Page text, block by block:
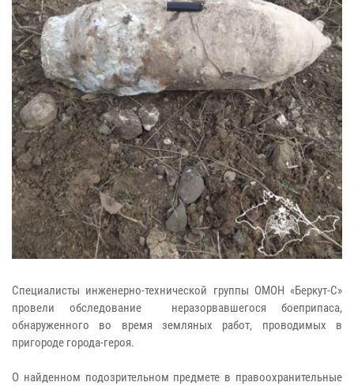
Специалисты инженерно-технической группы ОМОН «Беркут-С»
провели обследование неразорвавшегося боеприпаса,
обнаруженного во время земляных работ, проводимых в
пригороде города-героя.
О найденном подозрительном предмете в правоохранительные